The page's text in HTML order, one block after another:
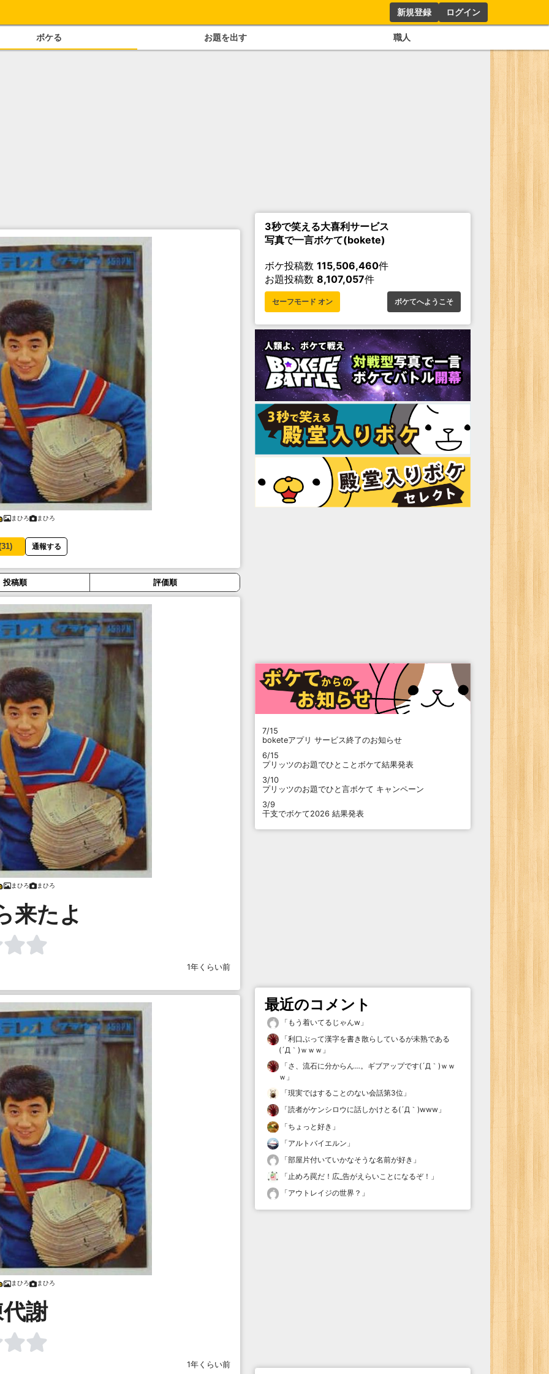
新規登録 ログイン
ボケる お題を出す 職人
まひろ まひろ
31) 通報する
投稿順 評価順
まひろ まひろ
来たよ
1年くらい前
まひろ まひろ
謝
1年くらい前
3秒で笑える大喜利サービス
写真で一言ボケて(bokete)
ボケ投稿数 115,506,460件
お題投稿数 8,107,057件
セーフモード オン ボケてへようこそ
7/15
boketeアプリ サービス終了のお知らせ
6/15
プリッツのお題でひとことボケて結果発表
3/10
プリッツのお題でひと言ボケて キャンペーン
3/9
干支でボケて2026 結果発表
最近のコメント
「 もう着いてるじゃんw 」
「利口ぶって漢字を書き散らしているが未熟である
(´Д｀)ｗｗｗ 」
「さ、流石に分からん…。ギブアップです(´Д｀)ｗｗ
ｗ 」
「現実ではすることのない会話第3位 」
「読者がケンシロウに話しかけとる(´Д｀)www 」
「ちょっと好き 」
「アルトバイエルン 」
「部屋片付いていかなそうな名前が好き 」
「止めろ罠だ！広_告がえらいことになるぞ！ 」
「アウトレイジの世界？ 」